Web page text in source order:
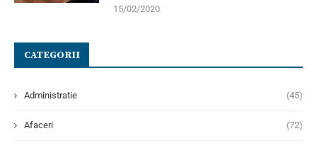
15/02/2020
CATEGORII
Administratie (45)
Afaceri (72)